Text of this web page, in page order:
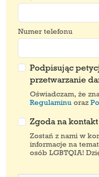
Numer telefonu
Podpisując
przetwarzanie
Oświadczam, że
Regulaminu oraz
Zgoda na kontakt
Zostań z nami w
informacje na
osób LGBTQIA!